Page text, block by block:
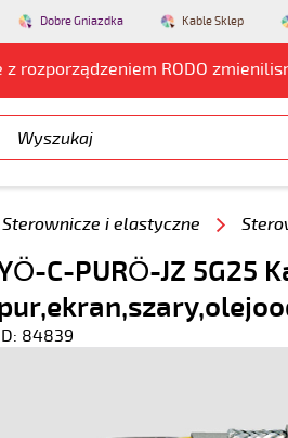
Dobre Gniazdka Kable Sklep
z rozporządzeniem RODO
Sterownicze i elastyczne
C-PURÖ-JZ 5G25
84839